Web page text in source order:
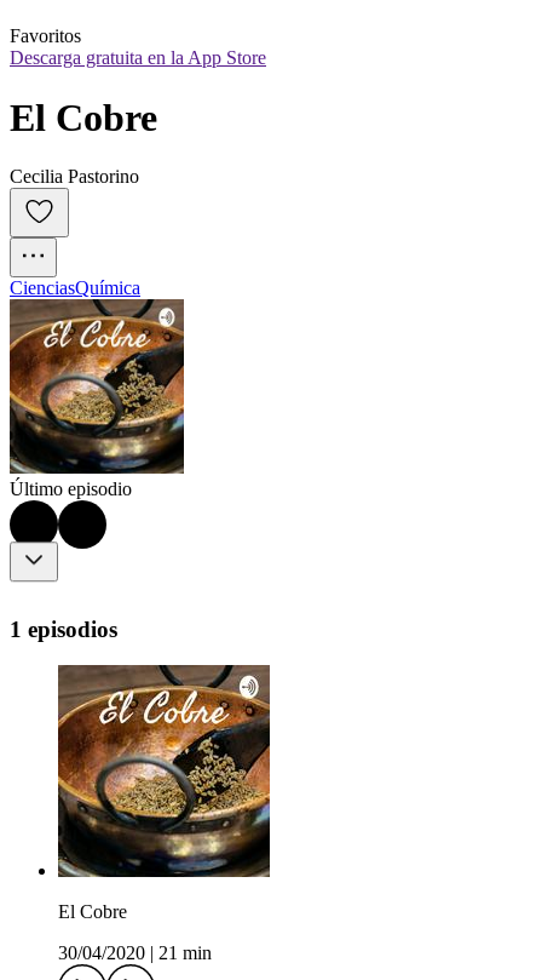
Favoritos
Descarga gratuita en la App Store
El Cobre
Cecilia Pastorino
CienciasQuímica
Último episodio
1 episodios
El Cobre
30/04/2020
21 min